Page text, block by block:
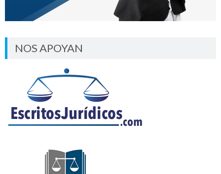
NOS APOYAN